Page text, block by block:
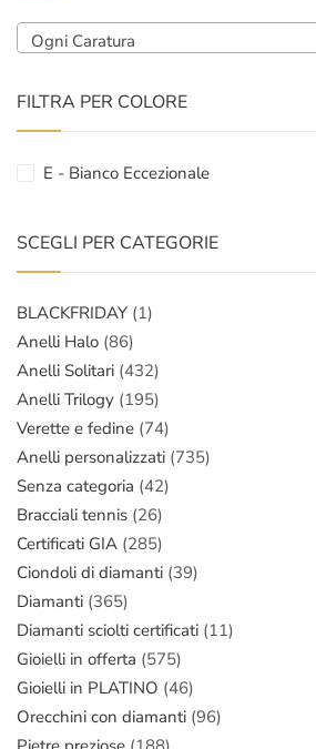
Ogni Caratura
FILTRA PER COLORE
E - Bianco Eccezionale
SCEGLI PER CATEGORIE
BLACKFRIDAY (1)
Anelli Halo (86)
Anelli Solitari (432)
Anelli Trilogy (195)
Verette e fedine (74)
Anelli personalizzati (735)
Senza categoria (42)
Bracciali tennis (26)
Certificati GIA (285)
Ciondoli di diamanti (39)
Diamanti (365)
Diamanti sciolti certificati (11)
Gioielli in offerta (575)
Gioielli in PLATINO (46)
Orecchini con diamanti (96)